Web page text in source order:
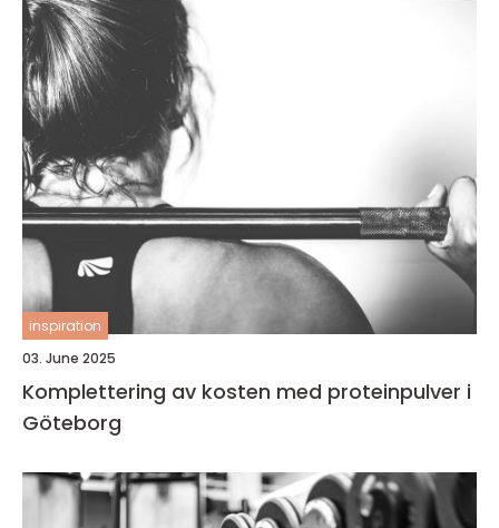
inspiration
03. June 2025
Komplettering av kosten med proteinpulver i
Göteborg